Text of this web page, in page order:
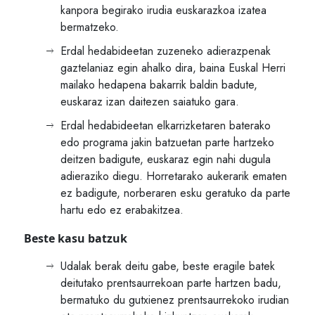
kanpora begirako irudia euskarazkoa izatea
bermatzeko.
Erdal hedabideetan zuzeneko adierazpenak
gaztelaniaz egin ahalko dira, baina Euskal Herri
mailako hedapena bakarrik baldin badute,
euskaraz izan daitezen saiatuko gara.
Erdal hedabideetan elkarrizketaren baterako
edo programa jakin batzuetan parte hartzeko
deitzen badigute, euskaraz egin nahi dugula
adieraziko diegu. Horretarako aukerarik ematen
ez badigute, norberaren esku geratuko da parte
hartu edo ez erabakitzea.
Beste kasu batzuk
Udalak berak deitu gabe, beste eragile batek
deitutako prentsaurrekoan parte hartzen badu,
bermatuko du gutxienez prentsaurrekoko irudian